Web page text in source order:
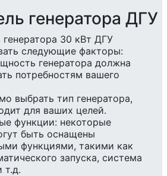
генератора ДГУ
30 кВт ДГУ
следующие факторы:
генератора должна
потребностям вашего
выбрать тип генератора,
для ваших целей.
функции: некоторые
быть оснащены
функциями, такими как
запуска, система
т.д.